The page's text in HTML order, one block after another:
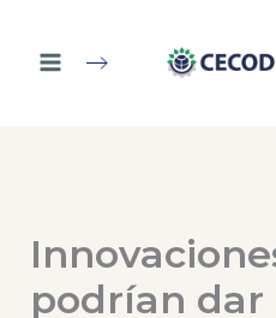
contenido
podrían